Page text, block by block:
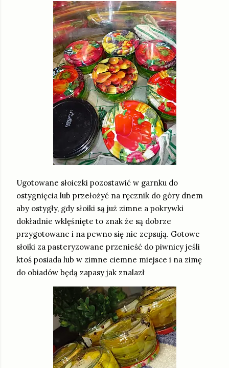
Ugotowane słoiczki pozostawić w garnku do
ostygnięcia lub przełożyć na ręcznik do góry dnem
aby ostygły, gdy słoiki są już zimne a pokrywki
dokładnie wklęśnięte to znak że są dobrze
przygotowane i na pewno się nie zepsują. Gotowe
słoiki za pasteryzowane przenieść do piwnicy jeśli
ktoś posiada lub w zimne ciemne miejsce i na zimę
do obiadów będą zapasy jak znalazł